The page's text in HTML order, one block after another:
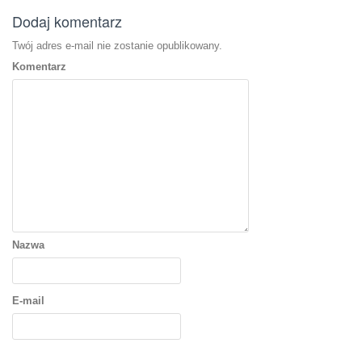
Dodaj komentarz
Twój adres e-mail nie zostanie opublikowany.
Komentarz
Nazwa
E-mail